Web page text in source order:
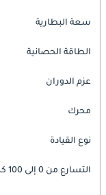
سعة البطارية
الطاقة الحصانية
عزم الدوران
محرك
نوع القيادة
التسارع من 0 إلى 100 كلم بالساعة